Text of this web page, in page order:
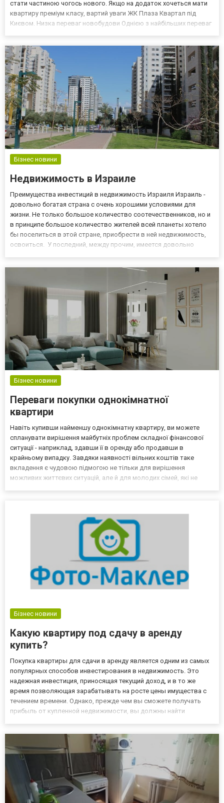
стати частиною чогось нового. Якщо на додаток хочеться мати
квартиру преміум класу, вартий уваги ЖК Плаза Квартал під
Києвом. Низка переваг новобудови Однією з найбільших переваг
Бізнес новини
Недвижимость в Израиле
Преимущества инвестиций в недвижимость Израиля Израиль -
довольно богатая страна с очень хорошими условиями для
жизни. Не только большое количество соотечественников, но и
в принципе большое количество жителей всей планеты хотело
бы поселиться в этой стране, приобрести в ней недвижимость,
освоиться. У последний, между прочим, имеется довольно
Бізнес новини
Переваги покупки однокімнатної
квартири
Навіть купивши найменшу однокімнатну квартиру, ви можете
спланувати вирішення майбутніх проблем складної фінансової
ситуації - наприклад, здавши її в оренду або продавши в
крайньому випадку. Завдяки наявності вільних коштів таке
вкладення є чудовою підмогою не тільки для вирішення
можливих життєвих ситуацій, але й для молодих сімей, які не
Бізнес новини
Какую квартиру под сдачу в аренду
купить?
Покупка квартиры для сдачи в аренду является одним из самых
популярных способов инвестирования в недвижимость. Это
надежная инвестиция, приносящая текущий доход, и в то же
время позволяющая зарабатывать на росте цены имущества с
течением времени. Однако, прежде чем вы сможете получать
прибыль от купленной недвижимости, вы должны найти